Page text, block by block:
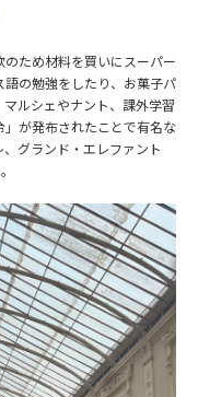
ため材料を買いにスーパー
の勉強をしたり、お菓子パ
ルシェやナント、課外学習
が発布されたことで有名な
グランド・エレファント